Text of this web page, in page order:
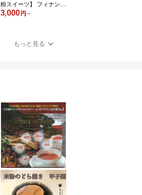
粉スイーツ】 フィナンシ
ェ 米粉 宇治抹茶 個包装
ンフリー 御中元 ご挨拶
御祝 御供 お返し 贈り物
3,000 円 ～
もっと見る